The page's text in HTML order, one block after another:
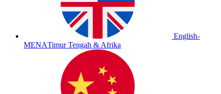
English-
MENATimur Tengah & Afrika